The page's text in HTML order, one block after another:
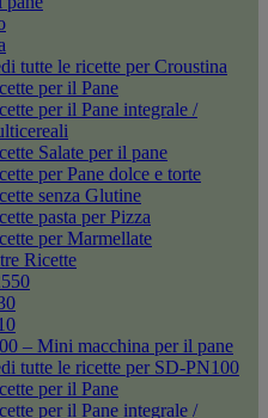
tutte le ricette per Croustina
per il Pane
per il Pane integrale /
Salate per il pane
per Pane dolce e torte
senza Glutine
pasta per Pizza
per Marmellate
Ricette
– Mini macchina per il pane
tutte le ricette per SD-PN100
per il Pane
per il Pane integrale /